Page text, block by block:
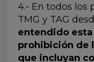
4.- En todos los
TMG y TAG
entendido
prohibición de
que incluyan